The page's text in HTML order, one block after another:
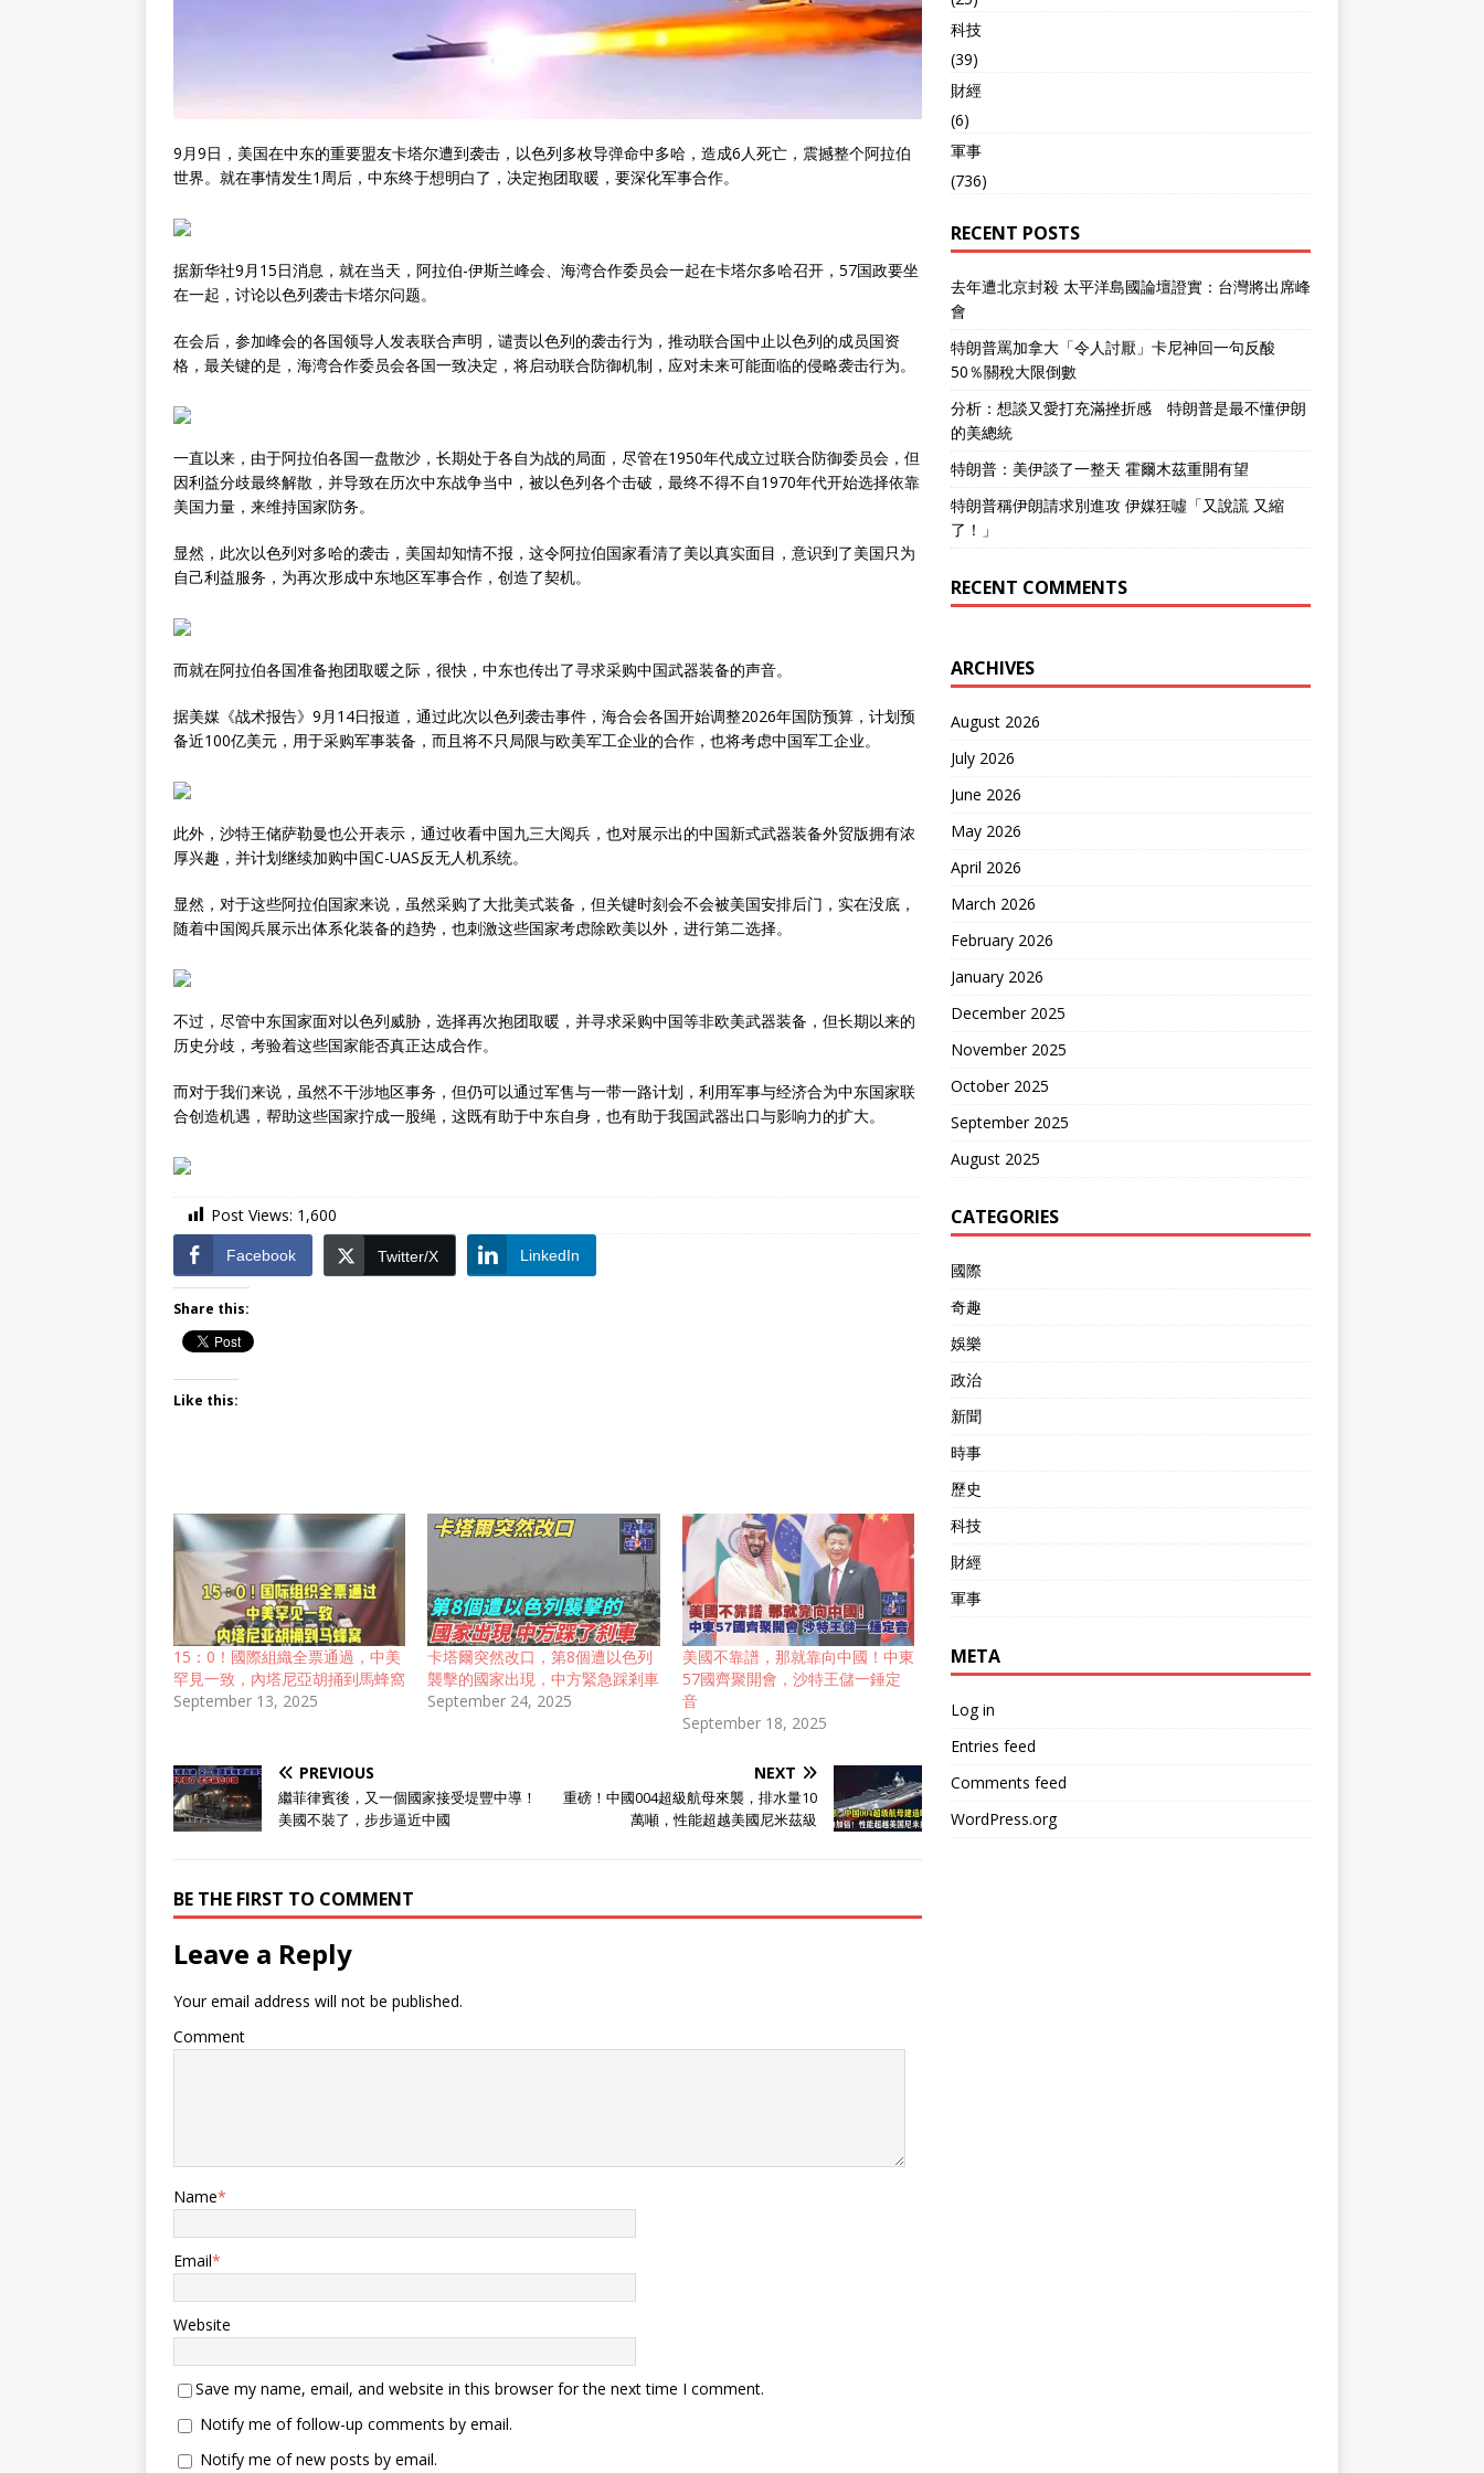
9月9日，美国在中东的重要盟友卡塔尔遭到袭击，以色列多枚导弹命中多哈，造成6人死亡，震撼整个阿拉伯
世界。就在事情发生1周后，中东终于想明白了，决定抱团取暖，要深化军事合作。
据新华社9月15日消息，就在当天，阿拉伯-伊斯兰峰会、海湾合作委员会一起在卡塔尔多哈召开，57国政要坐
在一起，讨论以色列袭击卡塔尔问题。
在会后，参加峰会的各国领导人发表联合声明，谴责以色列的袭击行为，推动联合国中止以色列的成员国资
格，最关键的是，海湾合作委员会各国一致决定，将启动联合防御机制，应对未来可能面临的侵略袭击行为。
一直以来，由于阿拉伯各国一盘散沙，长期处于各自为战的局面，尽管在1950年代成立过联合防御委员会，但
因利益分歧最终解散，并导致在历次中东战争当中，被以色列各个击破，最终不得不自1970年代开始选择依靠
美国力量，来维持国家防务。
显然，此次以色列对多哈的袭击，美国却知情不报，这令阿拉伯国家看清了美以真实面目，意识到了美国只为
自己利益服务，为再次形成中东地区军事合作，创造了契机。
而就在阿拉伯各国准备抱团取暖之际，很快，中东也传出了寻求采购中国武器装备的声音。
据美媒《战术报告》9月14日报道，通过此次以色列袭击事件，海合会各国开始调整2026年国防预算，计划预
备近100亿美元，用于采购军事装备，而且将不只局限与欧美军工企业的合作，也将考虑中国军工企业。
此外，沙特王储萨勒曼也公开表示，通过收看中国九三大阅兵，也对展示出的中国新式武器装备外贸版拥有浓
厚兴趣，并计划继续加购中国C-UAS反无人机系统。
显然，对于这些阿拉伯国家来说，虽然采购了大批美式装备，但关键时刻会不会被美国安排后门，实在没底，
随着中国阅兵展示出体系化装备的趋势，也刺激这些国家考虑除欧美以外，进行第二选择。
不过，尽管中东国家面对以色列威胁，选择再次抱团取暖，并寻求采购中国等非欧美武器装备，但长期以来的
历史分歧，考验着这些国家能否真正达成合作。
而对于我们来说，虽然不干涉地区事务，但仍可以通过军售与一带一路计划，利用军事与经济合为中东国家联
合创造机遇，帮助这些国家拧成一股绳，这既有助于中东自身，也有助于我国武器出口与影响力的扩大。
Post Views: 1,600
Facebook Twitter/X LinkedIn
Share this:
Like this:
15：0！國際組織全票通過，中美
罕見一致，內塔尼亞胡捅到馬蜂窩
September 13, 2025
卡塔爾突然改口，第8個遭以色列
襲擊的國家出現，中方緊急踩剎車
September 24, 2025
美國不靠譜，那就靠向中國！中東
57國齊聚開會，沙特王儲一錘定
音
September 18, 2025
PREVIOUS
繼菲律賓後，又一個國家接受堤豐中導！
美國不裝了，步步逼近中國
NEXT
重磅！中國004超級航母來襲，排水量10
萬噸，性能超越美國尼米茲級
BE THE FIRST TO COMMENT
Leave a Reply
Your email address will not be published.
Comment
Name*
Email*
Website
Save my name, email, and website in this browser for the next time I comment.
Notify me of follow-up comments by email.
Notify me of new posts by email.
科技
(39)
財經
(6)
軍事
(736)
RECENT POSTS
去年遭北京封殺 太平洋島國論壇證實：台灣將出席峰
會
特朗普罵加拿大「令人討厭」卡尼神回一句反酸
50％關稅大限倒數
分析：想談又愛打充滿挫折感 特朗普是最不懂伊朗
的美總統
特朗普：美伊談了一整天 霍爾木茲重開有望
特朗普稱伊朗請求別進攻 伊媒狂噓「又說謊 又縮
了！」
RECENT COMMENTS
ARCHIVES
August 2026
July 2026
June 2026
May 2026
April 2026
March 2026
February 2026
January 2026
December 2025
November 2025
October 2025
September 2025
August 2025
CATEGORIES
國際
奇趣
娛樂
政治
新聞
時事
歷史
科技
財經
軍事
META
Log in
Entries feed
Comments feed
WordPress.org